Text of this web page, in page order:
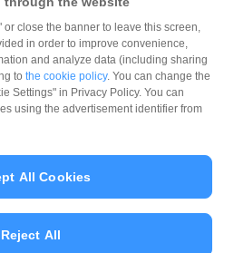
社の考え方
Corporation
or close the banner to leave this screen,
in order to improve convenience,
and analyze data (including sharing
to the cookie policy. You can change the
Settings" in Privacy Policy. You can
using the advertisement identifier from
Reject All
All Cookies